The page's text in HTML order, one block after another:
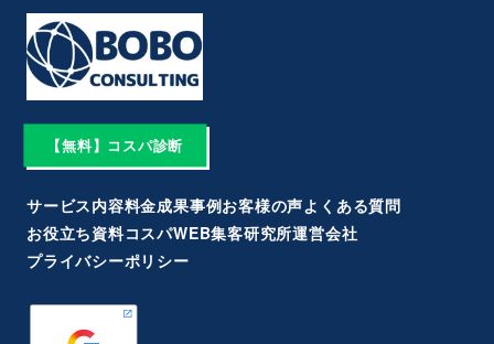
【無料】コスパ診断
サービス内容料金成果事例お客様の声よくある質問
お役立ち資料コスパWEB集客研究所運営会社
プライバシーポリシー